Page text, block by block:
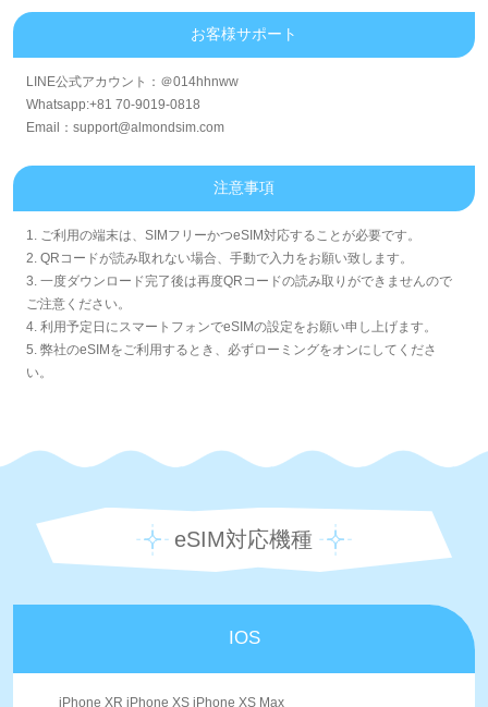
お客様サポート
LINE公式アカウント：＠014hhnww
Whatsapp:+81 70-9019-0818
Email：support@almondsim.com
注意事項
1. ご利用の端末は、SIMフリーかつeSIM対応することが必要です。
2. QRコードが読み取れない場合、手動で入力をお願い致します。
3. 一度ダウンロード完了後は再度QRコードの読み取りができませんので
ご注意ください。
4. 利用予定日にスマートフォンでeSIMの設定をお願い申し上げます。
5. 弊社のeSIMをご利用するとき、必ずローミングをオンにしてくださ
い。
eSIM対応機種
IOS
iPhone XR iPhone XS iPhone XS Max